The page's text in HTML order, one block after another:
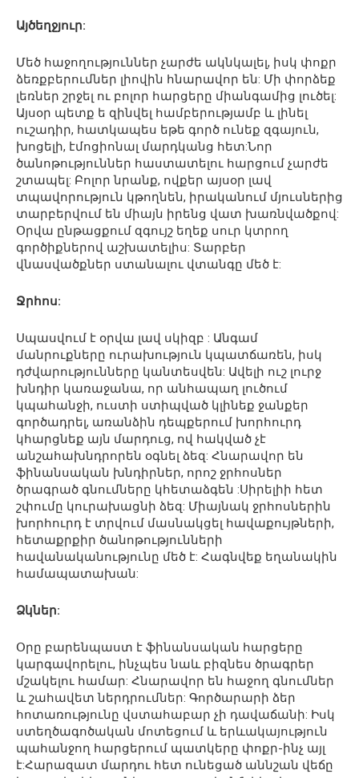
Այծեղջյուր:
Մեծ հաջողություններ չարժե ակնկալել, իսկ փոքր
ձեռքբերումներ լիովին հնարավոր են: Մի փորձեք
լեռներ շրջել ու բոլոր հարցերը միանգամից լուծել:
Այսօր պետք ե զինվել համբերությամբ և լինել
ուշադիր, հատկապես եթե գործ ունեք զգայուն,
խոցելի, էմոցիոնալ մարդկանց հետ:Նոր
ծանոթություններ հաստատելու հարցում չարժե
շտապել: Բոլոր նրանք, ովքեր այսօր լավ
տպավորություն կթողնեն, իրականում մյուսներից
տարբերվում են միայն իրենց վատ խառնվածքով:
Օրվա ընթացքում զգույշ եղեք սուր կտրող
գործիքներով աշխատելիս: Տարբեր
վնասվածքներ ստանալու վտանգը մեծ է:
Ջրհոս:
Սպասվում է օրվա լավ սկիզբ : Անգամ
մանրուքները ուրախություն կպատճառեն, իսկ
դժվարությունները կանտեսվեն: Ավելի ուշ լուրջ
խնդիր կառաջանա, որ անհապաղ լուծում
կպահանջի, ուստի ստիպված կլինեք ջանքեր
գործադրել, առանձին դեպքերում խորհուրդ
կհարցնեք այն մարդուց, ով հակված չէ
անշահախնդրորեն օգնել ձեզ: Հնարավոր են
ֆինանսական խնդիրներ, որոշ ջրհոսներ
ծրագրած գնումները կհետաձգեն :Սիրելիի հետ
շփումը կուրախացնի ձեզ: Միայնակ ջրհոսներին
խորհուրդ է տրվում մասնակցել հավաքույթների,
հետաքրքիր ծանոթությունների
հավանականությունը մեծ է: Հագնվեք եղանակին
համապատախան:
Ձկներ:
Օրը բարենպաստ է ֆինանսական հարցերը
կարգավորելու, ինչպես նաև բիզնես ծրագրեր
մշակելու համար: Հնարավոր են հաջող գնումներ
և շահավետ ներդրումներ: Գործարարի ձեր
հոտառությունը վստահաբար չի դավաճանի: Իսկ
ստեղծագոծական մոտեցում և երևակայություն
պահանջող հարցերում պատկերը փոքր-ինչ այլ
է:Հարազատ մարդու հետ ունեցած աննշան վեճը